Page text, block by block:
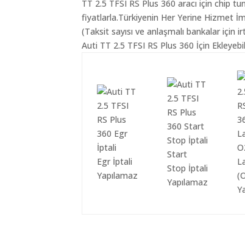
TT 2.5 TFSI RS Plus 360 aracı için chip
fiyatlarla.Türkiyenin Her Yerine Hizmet
(Taksit sayısı ve anlaşmalı bankalar için
Auti TT 2.5 TFSI RS Plus 360 İçin
Egr İptali
Yapılamaz
Start
Stop İptali
Yapılamaz